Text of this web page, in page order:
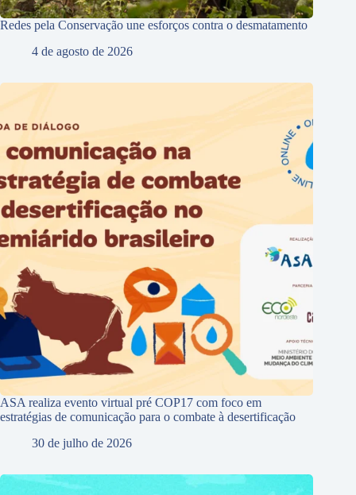
Redes pela Conservação une esforços contra o desmatamento
4 de agosto de 2026
ASA realiza evento virtual pré COP17 com foco em
estratégias de comunicação para o combate à desertificação
30 de julho de 2026